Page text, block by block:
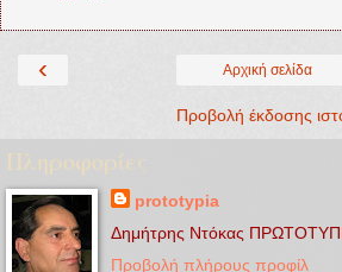
‹ Αρχική σελίδα
Προβολή έκδοσης
Πληροφορίες
prototypia
Δημήτρης Ντόκας
Προβολή πλήρους προφίλ